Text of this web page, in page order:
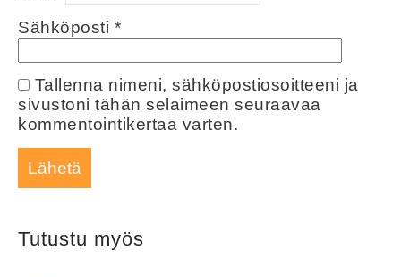
Sähköposti *
Tallenna nimeni, sähköpostiosoitteeni ja
sivustoni tähän selaimeen seuraavaa
kommentointikertaa varten.
Tutustu myös